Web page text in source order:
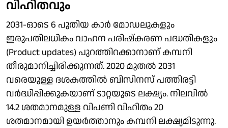
വിഹിതവും
2031-ഓടെ 6 പുതിയ കാർ മോഡലുകളും
ഇരുപതിലധികം വാഹന പരിഷ്കരണ പദ്ധതികളും
(Product updates) പുറത്തിറക്കാനാണ് കമ്പനി
തീരുമാനിച്ചിരിക്കുന്നത്. 2020 മുതൽ 2031
വരെയുള്ള ദശകത്തിൽ ബിസിനസ് പത്തിരട്ടി
വർദ്ധിപ്പിക്കുകയാണ് ടാറ്റയുടെ ലക്ഷ്യം. നിലവിൽ
14.2 ശതമാനമുള്ള വിപണി വിഹിതം 20
ശതമാനമായി ഉയർത്താനും കമ്പനി ലക്ഷ്യമിടുന്നു.